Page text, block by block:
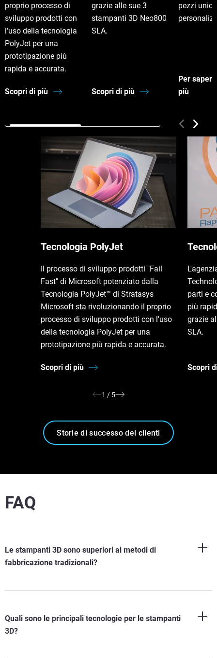
proprio processo di
sviluppo prodotti con
l'uso della tecnologia
PolyJet per una
prototipazione più
rapida e accurata.
Scopri di più
grazie alle sue 3
stampanti 3D Neo800
SLA.
Scopri di più
pezzi unici
Per
più
Tecnologia PolyJet
Il processo di sviluppo prodotti "Fail
Fast" di Microsoft potenziato dalla
Tecnologia PolyJet™ di Stratasys
Microsoft sta rivoluzionando il proprio
processo di sviluppo prodotti con l'uso
della tecnologia PolyJet per una
prototipazione più rapida e accurata.
Scopri di più
parti e
più
grazie
SLA.
Scopri
1 / 5
Storie di successo dei clienti
FAQ
Le stampanti 3D sono superiori ai metodi di
fabbricazione tradizionali?
Quali sono le principali tecnologie per le stampanti
3D?